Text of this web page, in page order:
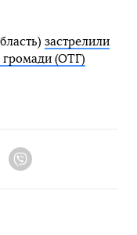
застрелили
громади (ОТГ)
Telegram